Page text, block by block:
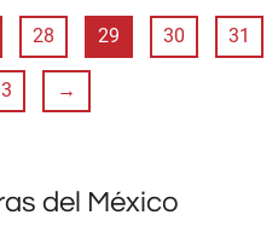
28 29 30 31
→
del México